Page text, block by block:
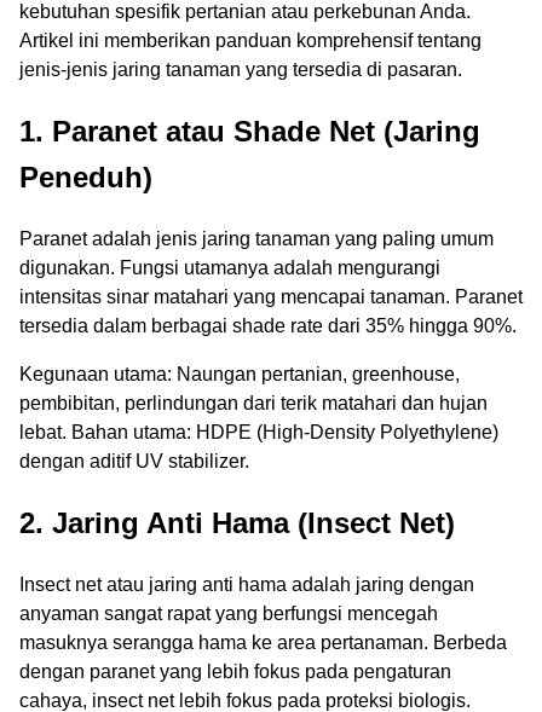
kebutuhan spesifik pertanian atau perkebunan Anda.
Artikel ini memberikan panduan komprehensif tentang
jenis-jenis jaring tanaman yang tersedia di pasaran.
1. Paranet atau Shade Net (Jaring
Peneduh)
Paranet adalah jenis jaring tanaman yang paling umum
digunakan. Fungsi utamanya adalah mengurangi
intensitas sinar matahari yang mencapai tanaman. Paranet
tersedia dalam berbagai shade rate dari 35% hingga 90%.
Kegunaan utama: Naungan pertanian, greenhouse,
pembibitan, perlindungan dari terik matahari dan hujan
lebat. Bahan utama: HDPE (High-Density Polyethylene)
dengan aditif UV stabilizer.
2. Jaring Anti Hama (Insect Net)
Insect net atau jaring anti hama adalah jaring dengan
anyaman sangat rapat yang berfungsi mencegah
masuknya serangga hama ke area pertanaman. Berbeda
dengan paranet yang lebih fokus pada pengaturan
cahaya, insect net lebih fokus pada proteksi biologis.